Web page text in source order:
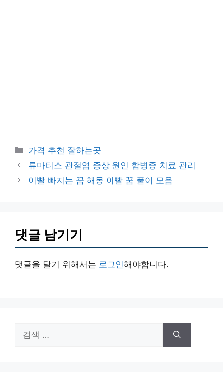
카
테
고
리
가격 추천 잘하는곳
류마티스 관절염 증상 원인 합병증 치료 관리
이빨 빠지는 꿈 해몽 이빨 꿈 풀이 모음
댓글 남기기
댓글을 달기 위해서는 로그인해야합니다.
색: